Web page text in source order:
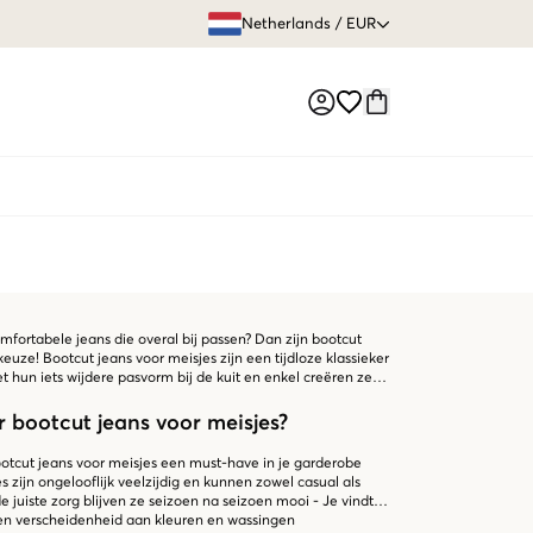
Netherlands / EUR
jeans die overal bij passen? Dan zijn bootcut
Bootcut jeans voor meisjes zijn een tijdloze klassieker
hun iets wijdere pasvorm bij de kuit en enkel creëren ze
bootcut jeans voor meisjes?
jeans voor meisjes een must-have in je garderobe
zijn ongelooflijk veelzijdig en kunnen zowel casual als
juiste zorg blijven ze seizoen na seizoen mooi - Je vindt
verscheidenheid aan kleuren en wassingen